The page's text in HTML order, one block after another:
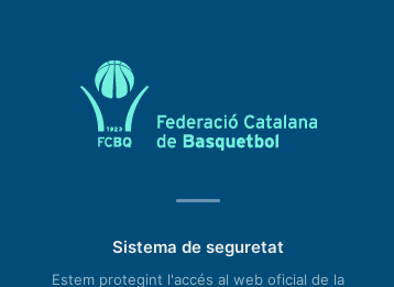
Sistema de seguretat
Estem protegint l'accés al web oficial de la